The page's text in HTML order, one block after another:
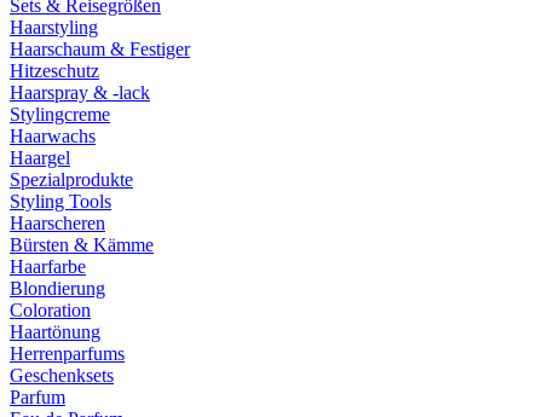
Sets & Reisegrößen
Haarstyling
Haarschaum & Festiger
Hitzeschutz
Haarspray & -lack
Stylingcreme
Haarwachs
Haargel
Spezialprodukte
Styling Tools
Haarscheren
Bürsten & Kämme
Haarfarbe
Blondierung
Coloration
Haartönung
Herrenparfums
Geschenksets
Parfum